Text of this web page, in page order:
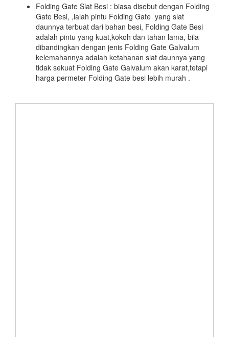
Folding Gate Slat Besi : biasa disebut dengan Folding
Gate Besi, ,ialah pintu Folding Gate yang slat
daunnya terbuat dari bahan besi, Folding Gate Besi
adalah pintu yang kuat,kokoh dan tahan lama, bila
dibandingkan dengan jenis Folding Gate Galvalum
kelemahannya adalah ketahanan slat daunnya yang
tidak sekuat Folding Gate Galvalum akan karat,tetapi
harga permeter Folding Gate besi lebih murah .